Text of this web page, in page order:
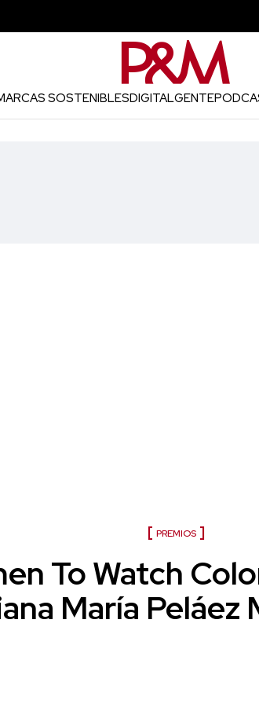
SOSTENIBLESDIGITALGENTE
PREMIOS
To Watch
María Peláez